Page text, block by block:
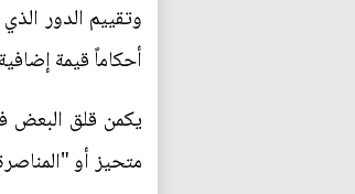
وتقييم الدور
أحكاماً قيمة
يكمن قلق البعض
متحيز أو